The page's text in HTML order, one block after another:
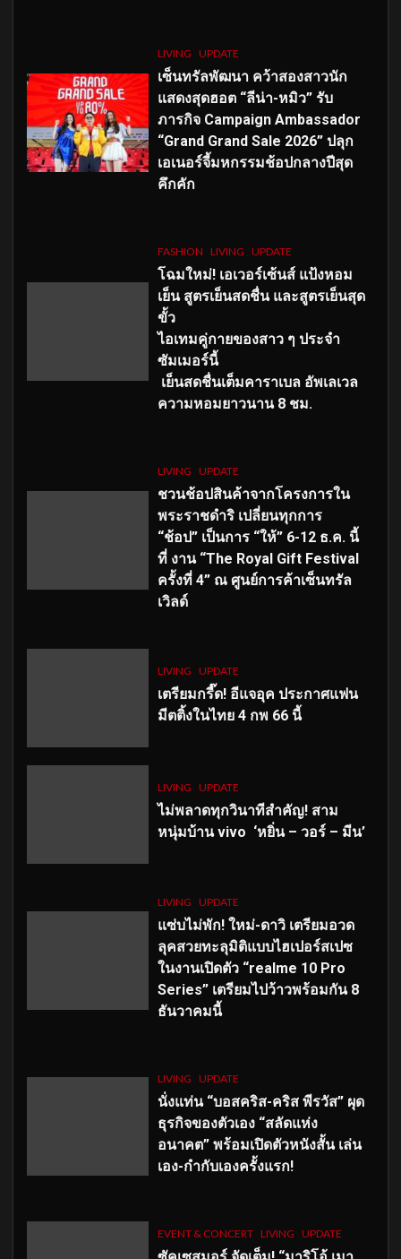
LIVING UPDATE
เซ็นทรัลพัฒนา คว้าสองสาวนัก
แสดงสุดฮอต “ลีน่า-หมิว” รับ
ภารกิจ Campaign Ambassador
“Grand Grand Sale 2026” ปลุก
เอเนอร์จี้มหกรรมช้อปกลางปีสุด
คึกคัก
FASHION LIVING UPDATE
โฉมใหม่! เอเวอร์เซ้นส์ แป้งหอม
เย็น สูตรเย็นสดชื่น และสูตรเย็นสุด
ขั้ว
ไอเทมคู่กายของสาว ๆ ประจำ
ซัมเมอร์นี้
เย็นสดชื่นเต็มคาราเบล อัพเลเวล
ความหอมยาวนาน 8 ชม.
LIVING UPDATE
ชวนช้อปสินค้าจากโครงการใน
พระราชดำริ เปลี่ยนทุกการ
“ช้อป” เป็นการ “ให้” 6-12 ธ.ค. นี้
ที่ งาน “The Royal Gift Festival
ครั้งที่ 4” ณ ศูนย์การค้าเซ็นทรัล
เวิลด์
LIVING UPDATE
เตรียมกรี๊ด! อีแจอุค ประกาศแฟน
มีตติ้งในไทย 4 กพ 66 นี้
LIVING UPDATE
ไม่พลาดทุกวินาทีสำคัญ! สาม
หนุ่มบ้าน vivo ‘หยิ่น – วอร์ – มีน’
LIVING UPDATE
แซ่บไม่พัก! ใหม่-ดาวิ เตรียมอวด
ลุคสวยทะลุมิติแบบไฮเปอร์สเปซ
ในงานเปิดตัว “realme 10 Pro
Series” เตรียมไปว้าวพร้อมกัน 8
ธันวาคมนี้
LIVING UPDATE
นั่งแท่น “บอสคริส-คริส พีรวัส” ผุด
ธุรกิจของตัวเอง “สลัดแห่ง
อนาคต” พร้อมเปิดตัวหนังสั้น เล่น
เอง-กำกับเองครั้งแรก!
EVENT & CONCERT LIVING UPDATE